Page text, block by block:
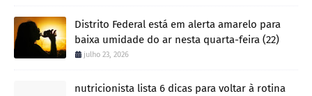
Distrito Federal está em alerta amarelo para
baixa umidade do ar nesta quarta-feira (22)
julho 23, 2026
nutricionista lista 6 dicas para voltar à rotina